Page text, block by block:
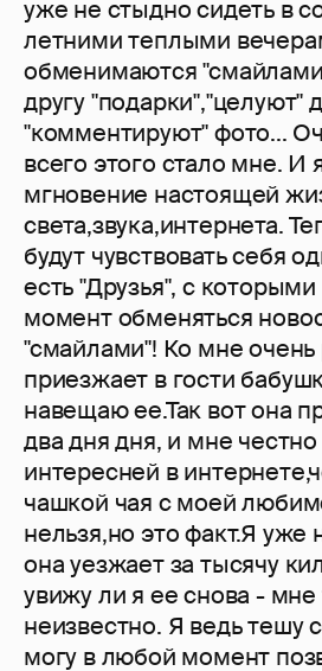
уже не стыдно сидеть в
летними теплыми
обменимаются
другу "подарки","целуют"
"комментируют" фото...
всего этого стало мне. И
мгновение настоящей
света,звука,интернета.
будут чувствовать себя
есть "Друзья", с
момент обменяться
"смайлами"! Ко мне очень
приезжает в гости
навещаю ее.Так вот она
два дня дня, и мне
интересней в
чашкой чая с моей
нельзя,но это факт.Я уже
она уезжает за тысячу
увижу ли я ее снова -
неизвестно. Я ведь тешу
могу в любой момент